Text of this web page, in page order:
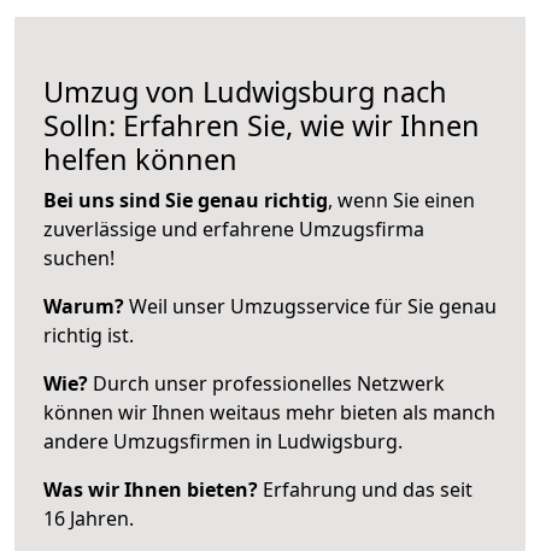
Umzug von Ludwigsburg nach
Solln: Erfahren Sie, wie wir Ihnen
helfen können
Bei uns sind Sie genau richtig, wenn Sie einen
zuverlässige und erfahrene Umzugsfirma
suchen!
Warum?Weil unser Umzugsservice für Sie genau
richtig ist.
Wie? Durch unser professionelles Netzwerk
können wir Ihnen weitaus mehr bieten als manch
andere Umzugsfirmen in Ludwigsburg.
Was wir Ihnen bieten? Erfahrung und das seit
16 Jahren.